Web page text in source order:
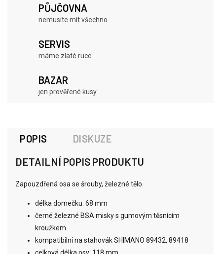
PŮJČOVNA
nemusíte mít všechno
SERVIS
máme zlaté ruce
BAZAR
jen prověřené kusy
POPIS DISKUZE
DETAILNÍ POPIS PRODUKTU
Zapouzdřená osa se šrouby, železné tělo.
délka domečku: 68 mm
černé železné BSA misky s gumovým těsnícím
kroužkem
kompatibilní na stahovák SHIMANO 89432, 89418